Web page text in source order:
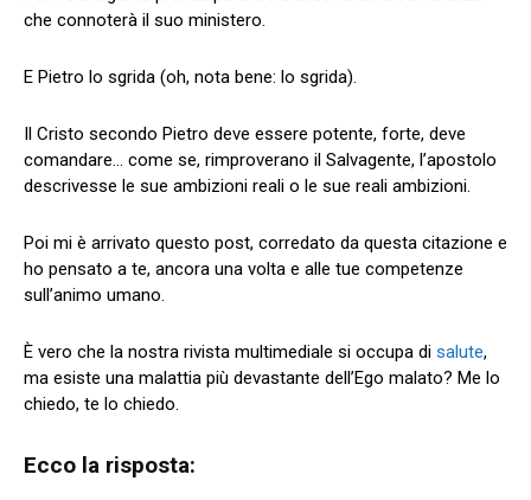
che connoterà il suo ministero.
E Pietro lo sgrida (oh, nota bene: lo sgrida).
Il Cristo secondo Pietro deve essere potente, forte, deve
comandare… come se, rimproverano il Salvagente, l’apostolo
descrivesse le sue ambizioni reali o le sue reali ambizioni.
Poi mi è arrivato questo post, corredato da questa citazione e
ho pensato a te, ancora una volta e alle tue competenze
sull’animo umano.
È vero che la nostra rivista multimediale si occupa di salute,
ma esiste una malattia più devastante dell’Ego malato? Me lo
chiedo, te lo chiedo.
Ecco la risposta: